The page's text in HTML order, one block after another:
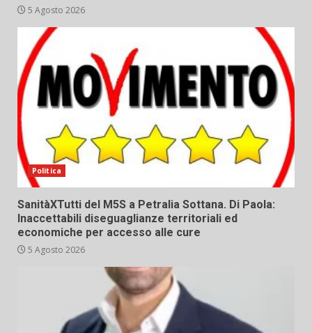
5 Agosto 2026
Politica
SanitàXTutti del M5S a Petralia Sottana. Di Paola:
Inaccettabili diseguaglianze territoriali ed
economiche per accesso alle cure
5 Agosto 2026